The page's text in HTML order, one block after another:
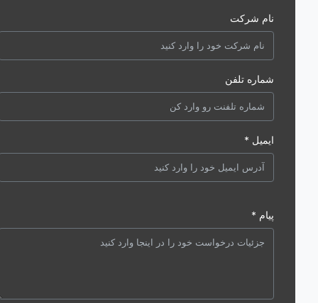
نام شرکت
شماره تلفن
ایمیل *